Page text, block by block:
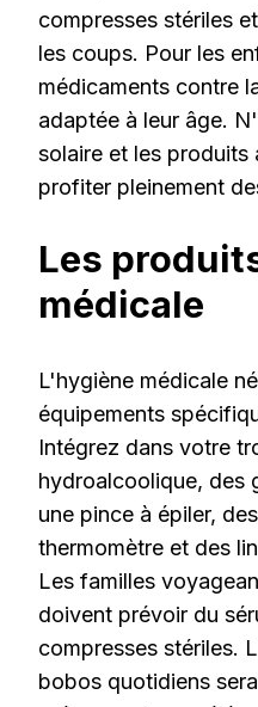
compresses stériles
les coups. Pour les
médicaments contre
adaptée à leur âge.
solaire et les
profiter pleinement
Les
médicale
L'hygiène médicale
équipements
Intégrez dans votre
hydroalcoolique, des
une pince à épiler,
thermomètre et des
Les familles
doivent prévoir du
compresses stériles.
bobos quotidiens